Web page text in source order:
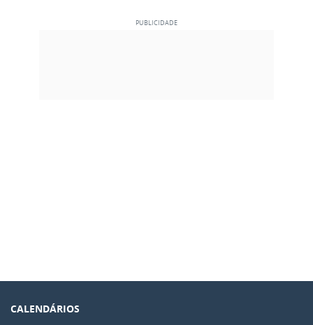
CALENDÁRIOS